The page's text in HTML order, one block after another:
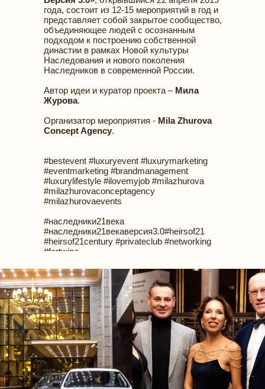
года, состоит из 12-15 мероприятий в год и
представляет собой закрытое сообщество,
объединяющее людей с осознанным
подходом к построению собственной
династии в рамках Новой культуры
Наследования и нового поколения
Наследников в современной России.
Автор идеи и куратор проекта – Мила
Журова.
Организатор мероприятия - Mila Zhurova
Concept Agency.
#bestevent #luxuryevent #luxurymarketing
#eventmarketing #brandmanagement
#luxurylifestyle #ilovemyjob #milazhurova
#milazhurovaconceptagency
#milazhurovaevents
#наследники21века
#наследники21векаверсия3.0#heirsof21
#heirsof21century #privateclub #networking
#fortwine
Hair&make @carlo_bay_russia #carlobayrussia
#carlobaypetrovka #carlobaystyle #carlobay
@elvira_sann